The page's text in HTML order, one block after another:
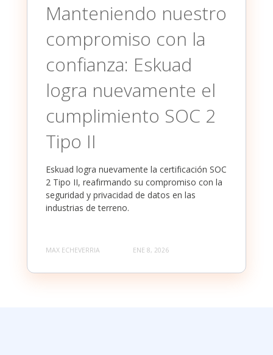
Manteniendo nuestro
compromiso con la
confianza: Eskuad
logra nuevamente el
cumplimiento SOC 2
Tipo II
Eskuad logra nuevamente la certificación SOC
2 Tipo II, reafirmando su compromiso con la
seguridad y privacidad de datos en las
industrias de terreno.
MAX ECHEVERRIA ENE 8, 2026